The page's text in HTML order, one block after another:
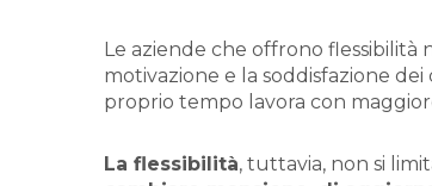
Le aziende che offrono
motivazione e la soddisfazione
proprio tempo lavora con
La flessibilità, tuttavia, non si